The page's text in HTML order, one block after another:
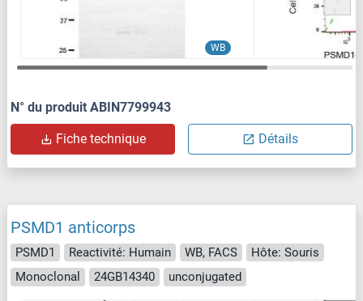
WB
N° du produit ABIN7799943
Fiche technique Détails
PSMD1 anticorps
PSMD1 Reactivité: Humain WB, FACS
Hôte: Souris
Monoclonal
24GB14340 unconjugated